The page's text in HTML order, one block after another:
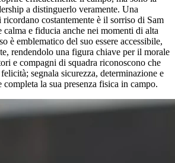
a distinguerlo veramente. Una
costantemente è il sorriso di Sam
calma e fiducia anche nei momenti di alta
è emblematico del suo essere accessibile,
rendendolo una figura chiave per il morale
e compagni di squadra riconoscono che
segnala sicurezza, determinazione e
la sua presenza fisica in campo.